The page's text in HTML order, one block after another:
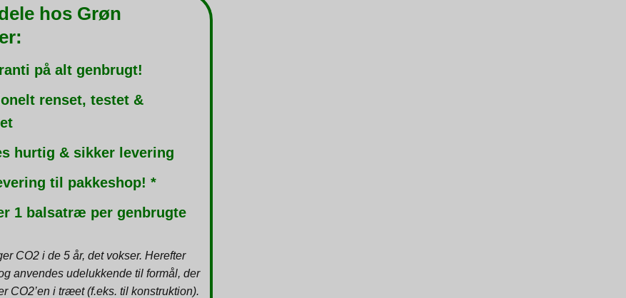
hos Grøn
på alt genbrugt!
renset, testet &
hurtig & sikker levering
til pakkeshop! *
1 balsatræ per genbrugte
CO2 i de 5 år, det vokser. Herefter
anvendes udelukkende til formål, der
CO2’en i træet (f.eks. til konstruktion).